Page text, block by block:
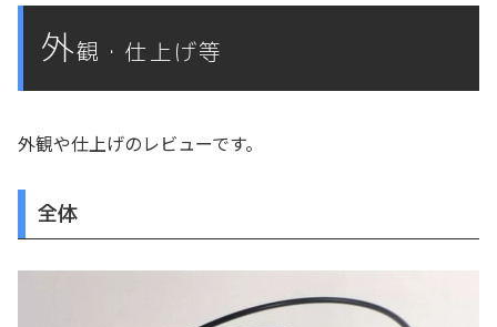
外観・仕上げ等
外観や仕上げのレビューです。
全体